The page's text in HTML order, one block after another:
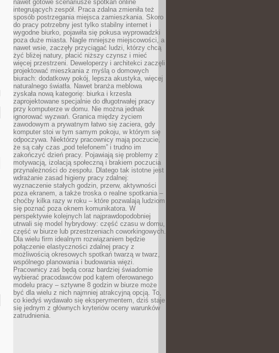
nawet gotowe scenariusze spotkań online
integrujących zespół. Praca zdalna zmieniła też
sposób postrzegania miejsca zamieszkania. Skoro
do pracy potrzebny jest tylko stabilny internet i
wygodne biurko, pojawiła się pokusa wyprowadzki
poza duże miasta. Nagle mniejsze miejscowości, a
nawet wsie, zaczęły przyciągać ludzi, którzy chcą
żyć bliżej natury, płacić niższy czynsz i mieć
więcej przestrzeni. Deweloperzy i architekci zaczęli
projektować mieszkania z myślą o domowych
biurach: dodatkowy pokój, lepsza akustyka, więcej
naturalnego światła. Nawet branża meblowa
zyskała nową kategorię: biurka i krzesła
zaprojektowane specjalnie do długotrwałej pracy
przy komputerze w domu. Nie można jednak
ignorować wyzwań. Granica między życiem
zawodowym a prywatnym łatwo się zaciera, gdy
komputer stoi w tym samym pokoju, w którym się
odpoczywa. Niektórzy pracownicy mają poczucie,
że są cały czas „pod telefonem” i trudno im
zakończyć dzień pracy. Pojawiają się problemy z
motywacją, izolacją społeczną i brakiem poczucia
przynależności do zespołu. Dlatego tak istotne jest
wdrażanie zasad higieny pracy zdalnej:
wyznaczenie stałych godzin, przerw, aktywności
poza ekranem, a także troska o realne spotkania –
choćby kilka razy w roku – które pozwalają ludziom
się poznać poza oknem komunikatora. W
perspektywie kolejnych lat najprawdopodobniej
utrwali się model hybrydowy: część czasu w domu,
część w biurze lub przestrzeniach coworkingowych.
Dla wielu firm idealnym rozwiązaniem będzie
połączenie elastyczności zdalnej pracy z
możliwością okresowych spotkań twarzą w twarz,
wspólnego planowania i budowania więzi.
Pracownicy zaś będą coraz bardziej świadomie
wybierać pracodawców pod kątem oferowanego
modelu pracy – sztywne 8 godzin w biurze może
być dla wielu z nich najmniej atrakcyjną opcją. To,
co kiedyś wydawało się eksperymentem, dziś staje
się jednym z głównych kryteriów oceny warunków
zatrudnienia.